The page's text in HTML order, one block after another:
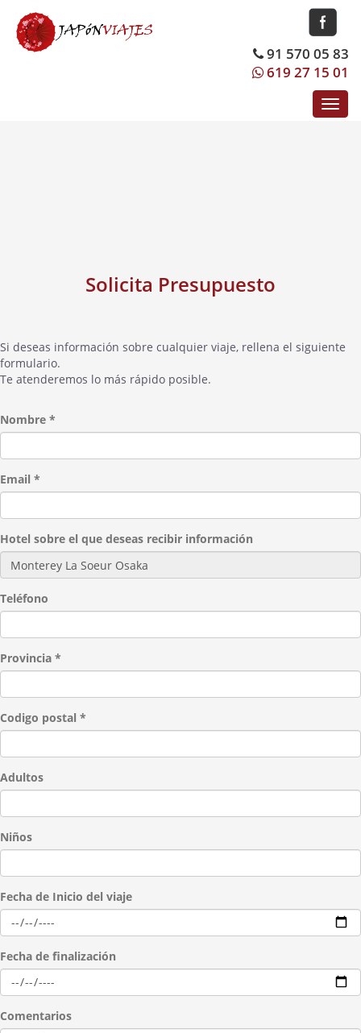
91 570 05 83
619 27 15 01
Solicita Presupuesto
Si deseas información sobre cualquier viaje, rellena el siguiente
formulario.
Te atenderemos lo más rápido posible.
Nombre *
Email *
Hotel sobre el que deseas recibir información
Teléfono
Provincia *
Codigo postal *
Adultos
Niños
Fecha de Inicio del viaje
Fecha de finalización
Comentarios